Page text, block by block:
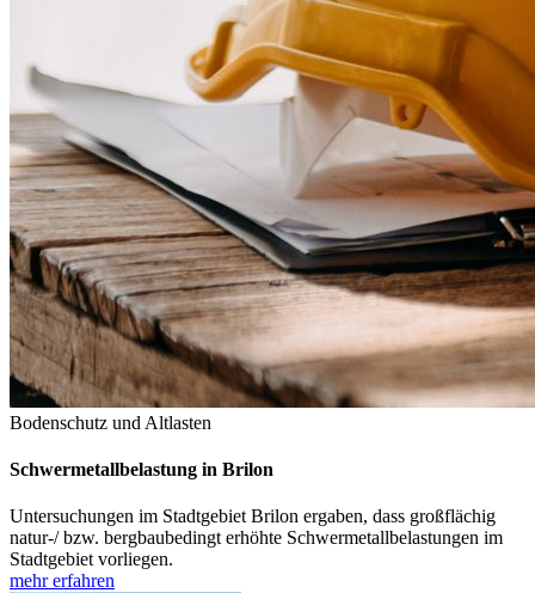
Bodenschutz und Altlasten
Schwermetallbelastung in Brilon
Untersuchungen im Stadtgebiet Brilon ergaben, dass großflächig
natur-/ bzw. bergbaubedingt erhöhte Schwermetallbelastungen im
Stadtgebiet vorliegen.
mehr erfahren